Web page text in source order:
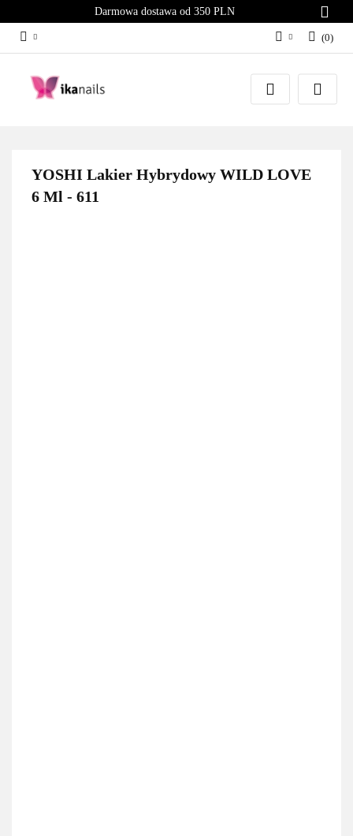
Darmowa dostawa od 350 PLN
Zaloguj się
Załóż konto
(0)
YOSHI Lakier Hybrydowy WILD LOVE
6 Ml - 611